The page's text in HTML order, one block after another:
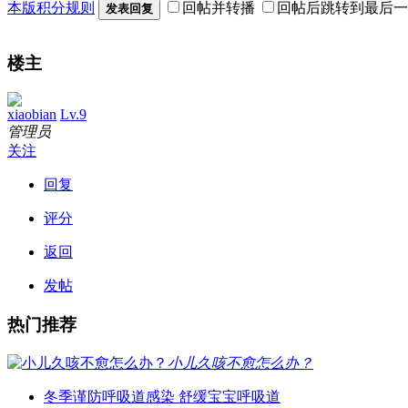
本版积分规则 发表回复 回帖并转播 回帖后跳转到最后
楼主
xiaobian Lv.9
管理员
关注
回复
评分
返回
发帖
热门推荐
小儿久咳不愈怎么办？
冬季谨防呼吸道感染 舒缓宝宝呼吸道